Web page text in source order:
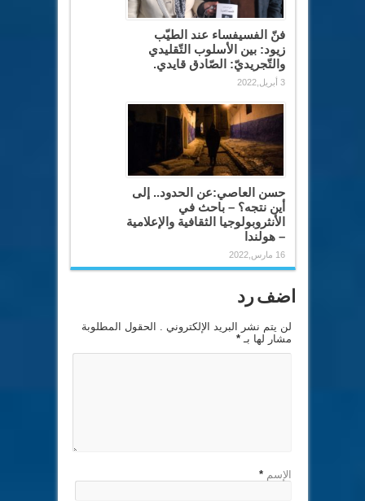
فنّ الفسيفساء عند الطيّب
زيود: بين الأسلوب التّقليدي
والتّجريديّ: الصّادق قايدي.
3 أبريل,2022
حسن العاصي:عن الحدود.. إلى
أين نتجه؟ – باحث في
الأنثروبولوجيا الثقافية والإعلامية
– هولندا
16 مارس,2022
اضف رد
لن يتم نشر البريد الإلكتروني . الحقول المطلوبة
مشار لها بـ*
الإسم *